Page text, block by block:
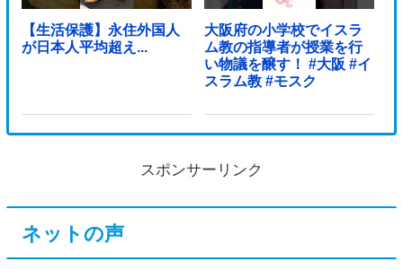
【生活保護】永住外国人
が日本人平均超え...
大阪府の小学校でイスラ
ム教の指導者が授業を行
い物議を醸す！ #大阪 #イ
スラム教 #モスク
スポンサーリンク
ネットの声